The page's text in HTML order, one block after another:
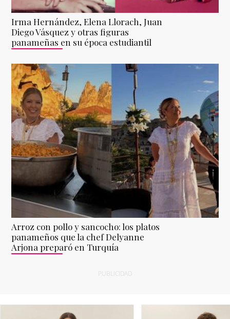
Irma Hernández, Elena Llorach, Juan
Diego Vásquez y otras figuras
panameñas en su época estudiantil
Arroz con pollo y sancocho: los platos
panameños que la chef Delyanne
Arjona preparó en Turquía
PUBLICIDAD